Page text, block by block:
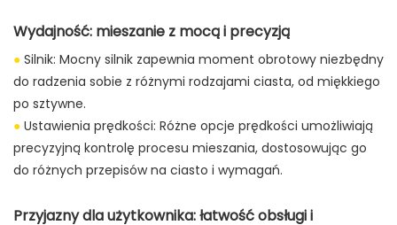
Wydajność: mieszanie z mocą i precyzją
● Silnik: Mocny silnik zapewnia moment obrotowy niezbędny
do radzenia sobie z różnymi rodzajami ciasta, od miękkiego
po sztywne.
● Ustawienia prędkości: Różne opcje prędkości umożliwiają
precyzyjną kontrolę procesu mieszania, dostosowując go
do różnych przepisów na ciasto i wymagań.
Przyjazny dla użytkownika: łatwość obsługi i